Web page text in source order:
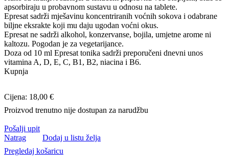
apsorbiraju u probavnom sustavu u odnosu na tablete.
Epresat sadrži mješavinu koncentriranih voćnih sokova i odabrane
biljne eksrakte koji mu daju ugodan voćni okus.
Epresat ne sadrži alkohol, konzervanse, bojila, umjetne arome ni
kaltozu. Pogodan je za vegetarijance.
Doza od 10 ml Epresat tonika sadrži preporučeni dnevni unos
vitamina A, D, E, C, B1, B2, niacina i B6.
Kupnja
Cijena: 18,00 €
Proizvod trenutno nije dostupan za narudžbu
Pošalji upit
Natrag
Dodaj u listu želja
Pregledaj košaricu